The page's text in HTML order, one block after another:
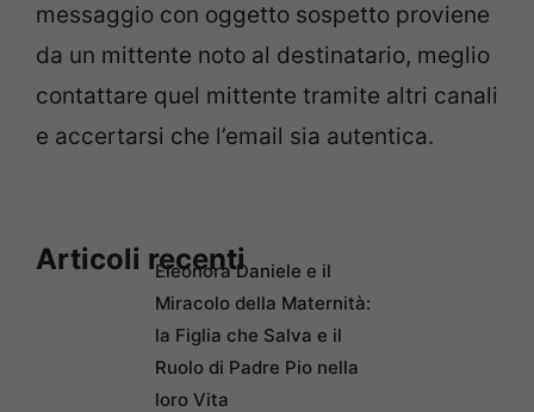
messaggio con oggetto sospetto proviene
da un mittente noto al destinatario, meglio
contattare quel mittente tramite altri canali
e accertarsi che l’email sia autentica.
Articoli recentiEleonora Daniele e il
Miracolo della Maternità:
la Figlia che Salva e il
Ruolo di Padre Pio nella
loro Vita